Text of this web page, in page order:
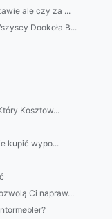
ale czy za ...
Dookoła B...
Kosztow...
kupić wypo...
Ci napraw...